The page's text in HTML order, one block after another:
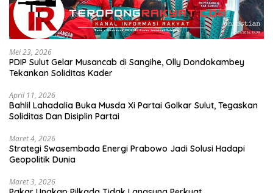
Mei 23, 2026
PDIP Sulut Gelar Musancab di Sangihe, Olly Dondokambey
Tekankan Soliditas Kader
April 11, 2026
Bahlil Lahadalia Buka Musda Xi Partai Golkar Sulut, Tegaskan
Soliditas Dan Disiplin Partai
Maret 4, 2026
Strategi Swasembada Energi Prabowo Jadi Solusi Hadapi
Geopolitik Dunia
Maret 3, 2026